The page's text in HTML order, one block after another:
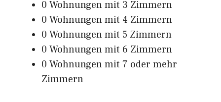
0 Wohnungen mit 3 Zimmern
0 Wohnungen mit 4 Zimmern
0 Wohnungen mit 5 Zimmern
0 Wohnungen mit 6 Zimmern
0 Wohnungen mit 7 oder mehr
Zimmern